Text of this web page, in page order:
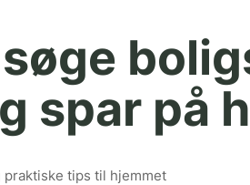
spar på
praktiske tips til hjemmet